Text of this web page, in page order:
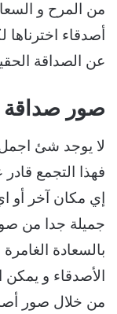
من المرح و
أصدقاء اخترناها
عن الصداقة
صور صداقة
لا يوجد شئ
فهذا التجمع
إي مكان آخر أو
جميلة جدا من
بالسعادة
الأصدقاء و
من خلال صور